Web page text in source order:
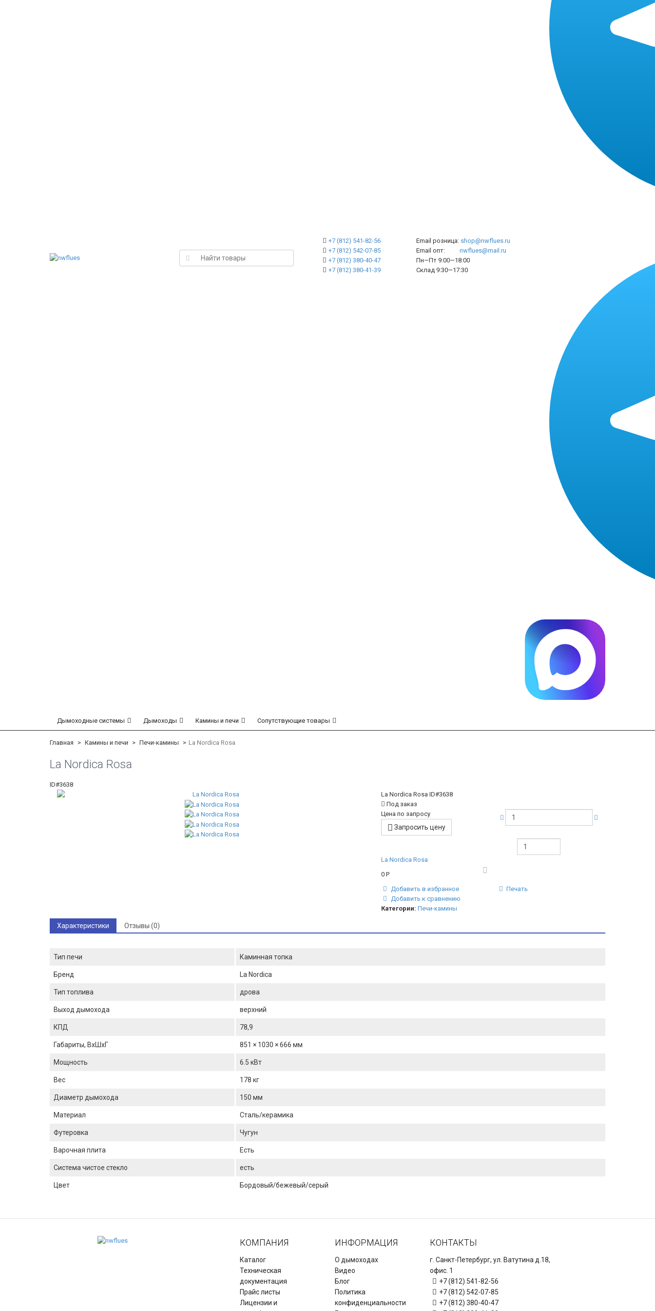
+7 (812) 541-82-56
+7 (812) 542-07-85
+7 (812) 380-40-47
+7 (812) 380-41-39
Email розница: shop@nwflues.ru
Email опт: nwflues@mail.ru
Пн—Пт 9:00—18:00
Склад 9:30—17:30
Дымоходные системы Дымоходы Камины и печи Сопутствующие товары
Главная Камины и печи Печи-камины La Nordica Rosa
La Nordica Rosa
ID#3638
La Nordica Rosa ID#3638
Под заказ
Цена по запросу
Запросить цену
La Nordica Rosa
0 Р
Добавить в избранное
Печать
Добавить к сравнению
Категории: Печи-камины
Характеристики Отзывы (0)
Тип печи Каминная топка
Бренд La Nordica
Тип топлива дрова
Выход дымохода верхний
КПД 78,9
Габариты, ВхШхГ 851 × 1030 × 666 мм
Мощность 6.5 кВт
Вес 178 кг
Диаметр дымохода 150 мм
Материал Сталь/керамика
Футеровка Чугун
Варочная плита Есть
Система чистое стекло есть
Цвет Бордовый/бежевый/серый
КОМПАНИЯ
Каталог
Техническая
документация
Прайс листы
Лицензии и
ИНФОРМАЦИЯ
О дымоходах
Видео
Блог
Политика
конфиденциальности
КОНТАКТЫ
г. Санкт-Петербург, ул. Ватутина д.18,
офис. 1
+7 (812) 541-82-56
+7 (812) 542-07-85
+7 (812) 380-40-47